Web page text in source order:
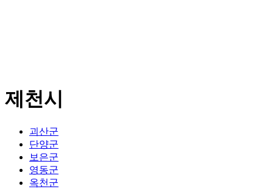
제천시
괴산군
단양군
보은군
영동군
옥천군